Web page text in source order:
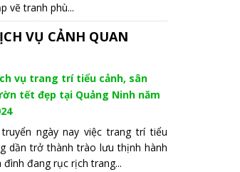
vẽ tranh phù...
VỤ CẢNH QUAN
vụ trang trí tiểu cảnh, sân
tết đẹp tại Quảng Ninh năm
ngày nay việc trang trí tiểu
dần trở thành trào lưu thịnh hành
đình đang rục rịch trang...